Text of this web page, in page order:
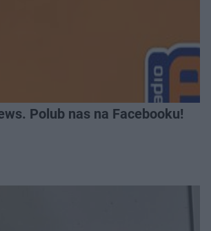
Polub nas na Facebooku!